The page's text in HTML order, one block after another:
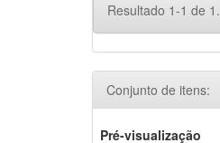
Resultado 1-1 de 1.
Conjunto de itens:
Pré-visualização